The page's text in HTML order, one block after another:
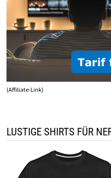
(Affiliate-Link)
LUSTIGE SHIRTS FÜR